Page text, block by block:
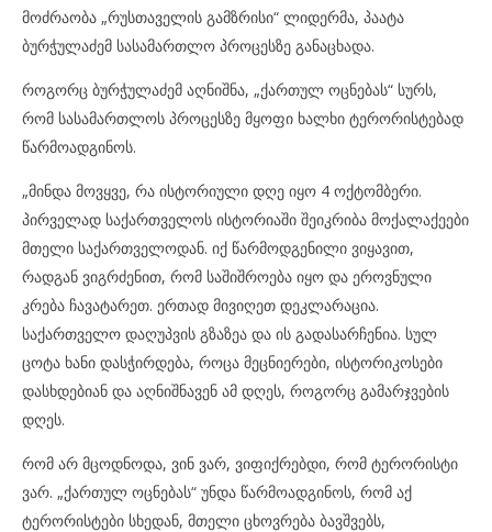
მოძრაობა „რუსთაველის გამზრისი“ ლიდერმა, პაატა
ბურჭულაძემ სასამართლო პროცესზე განაცხადა.
როგორც ბურჭულაძემ აღნიშნა, „ქართულ ოცნებას“ სურს,
რომ სასამართლოს პროცესზე მყოფი ხალხი ტერორისტებად
წარმოადგინოს.
„მინდა მოვყვე, რა ისტორიული დღე იყო 4 ოქტომბერი.
პირველად საქართველოს ისტორიაში შეიკრიბა მოქალაქეები
მთელი საქართველოდან. იქ წარმოდგენილი ვიყავით,
რადგან ვიგრძენით, რომ საშიშროება იყო და ეროვნული
კრება ჩავატარეთ. ერთად მივიღეთ დეკლარაცია.
საქართველო დაღუპვის გზაზეა და ის გადასარჩენია. სულ
ცოტა ხანი დასჭირდება, როცა მეცნიერები, ისტორიკოსები
დასხდებიან და აღნიშნავენ ამ დღეს, როგორც გამარჯვების
დღეს.
რომ არ მცოდნოდა, ვინ ვარ, ვიფიქრებდი, რომ ტერორისტი
ვარ. „ქართულ ოცნებას“ უნდა წარმოადგინოს, რომ აქ
ტერორისტები სხედან, მთელი ცხოვრება ბავშვებს,